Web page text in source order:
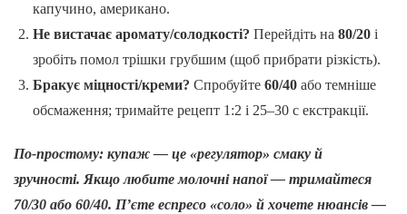
капучино, американо.
Не вистачає аромату/солодкості? Перейдіть на 80/20і
зробіть помол трішки грубшим (щоб прибрати різкість).
Бракує міцності/креми? Спробуйте 60/40або темніше
обсмаження; тримайте рецепт 1:2 і 25–30 с екстракції.
По-простому: купаж — це «регулятор» смаку й
зручності. Якщо любите молочні напої — тримайтеся
70/30 або 60/40. П’єте еспресо «соло» й хочете нюансів —